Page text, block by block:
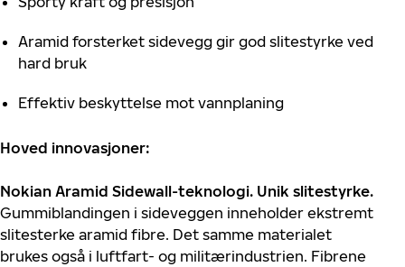
Aramid forsterket sidevegg gir god slitestyrke ved
hard bruk
Effektiv beskyttelse mot vannplaning
Hoved innovasjoner:
Nokian Aramid Sidewall-teknologi. Unik slitestyrke.
Gummiblandingen i sideveggen inneholder ekstremt
slitesterke aramid fibre. Det samme materialet
brukes også i luftfart- og militærindustrien. Fibrene